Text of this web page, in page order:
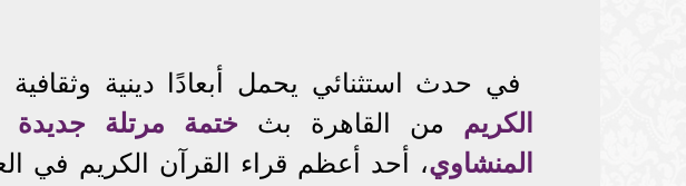
في حدث استثنائي يحمل أبعادًا دينية وثقافية
الكريم من القاهرة بث ختمة مرتلة جديدة
المنشاوي، أحد أعظم قراء القرآن الكريم في